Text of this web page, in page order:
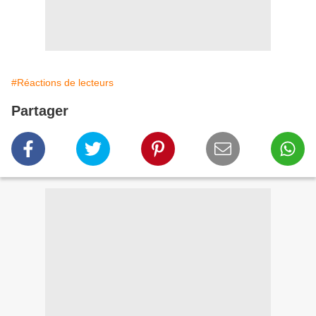
#Réactions de lecteurs
Partager